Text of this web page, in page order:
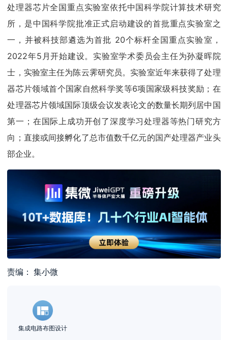
处理器芯片全国重点实验室依托中国科学院计算技术研究
所，是中国科学院批准正式启动建设的首批重点实验室之
一，并被科技部遴选为首批 20个标杆全国重点实验室，
2022年5月开始建设。实验室学术委员会主任为孙凝晖院
士，实验室主任为陈云霁研究员。实验室近年来获得了处理
器芯片领域首个国家自然科学奖等6项国家级科技奖励；在
处理器芯片领域国际顶级会议发表论文的数量长期列居中国
第一；在国际上成功开创了深度学习处理器等热门研究方
向；直接或间接孵化了总市值数千亿元的国产处理器产业头
部企业。
责编： 集小微
集成电路布图设计